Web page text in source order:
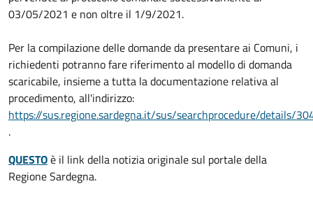
03/05/2021 e non oltre il 1/9/2021.
Per la compilazione delle domande da presentare ai Comuni, i
richiedenti potranno fare riferimento al modello di domanda
scaricabile, insieme a tutta la documentazione relativa al
procedimento, all'indirizzo:
https://sus.regione.sardegna.it/sus/searchprocedure/details/
.
QUESTOè il link della notizia originale sul portale della
Regione Sardegna.